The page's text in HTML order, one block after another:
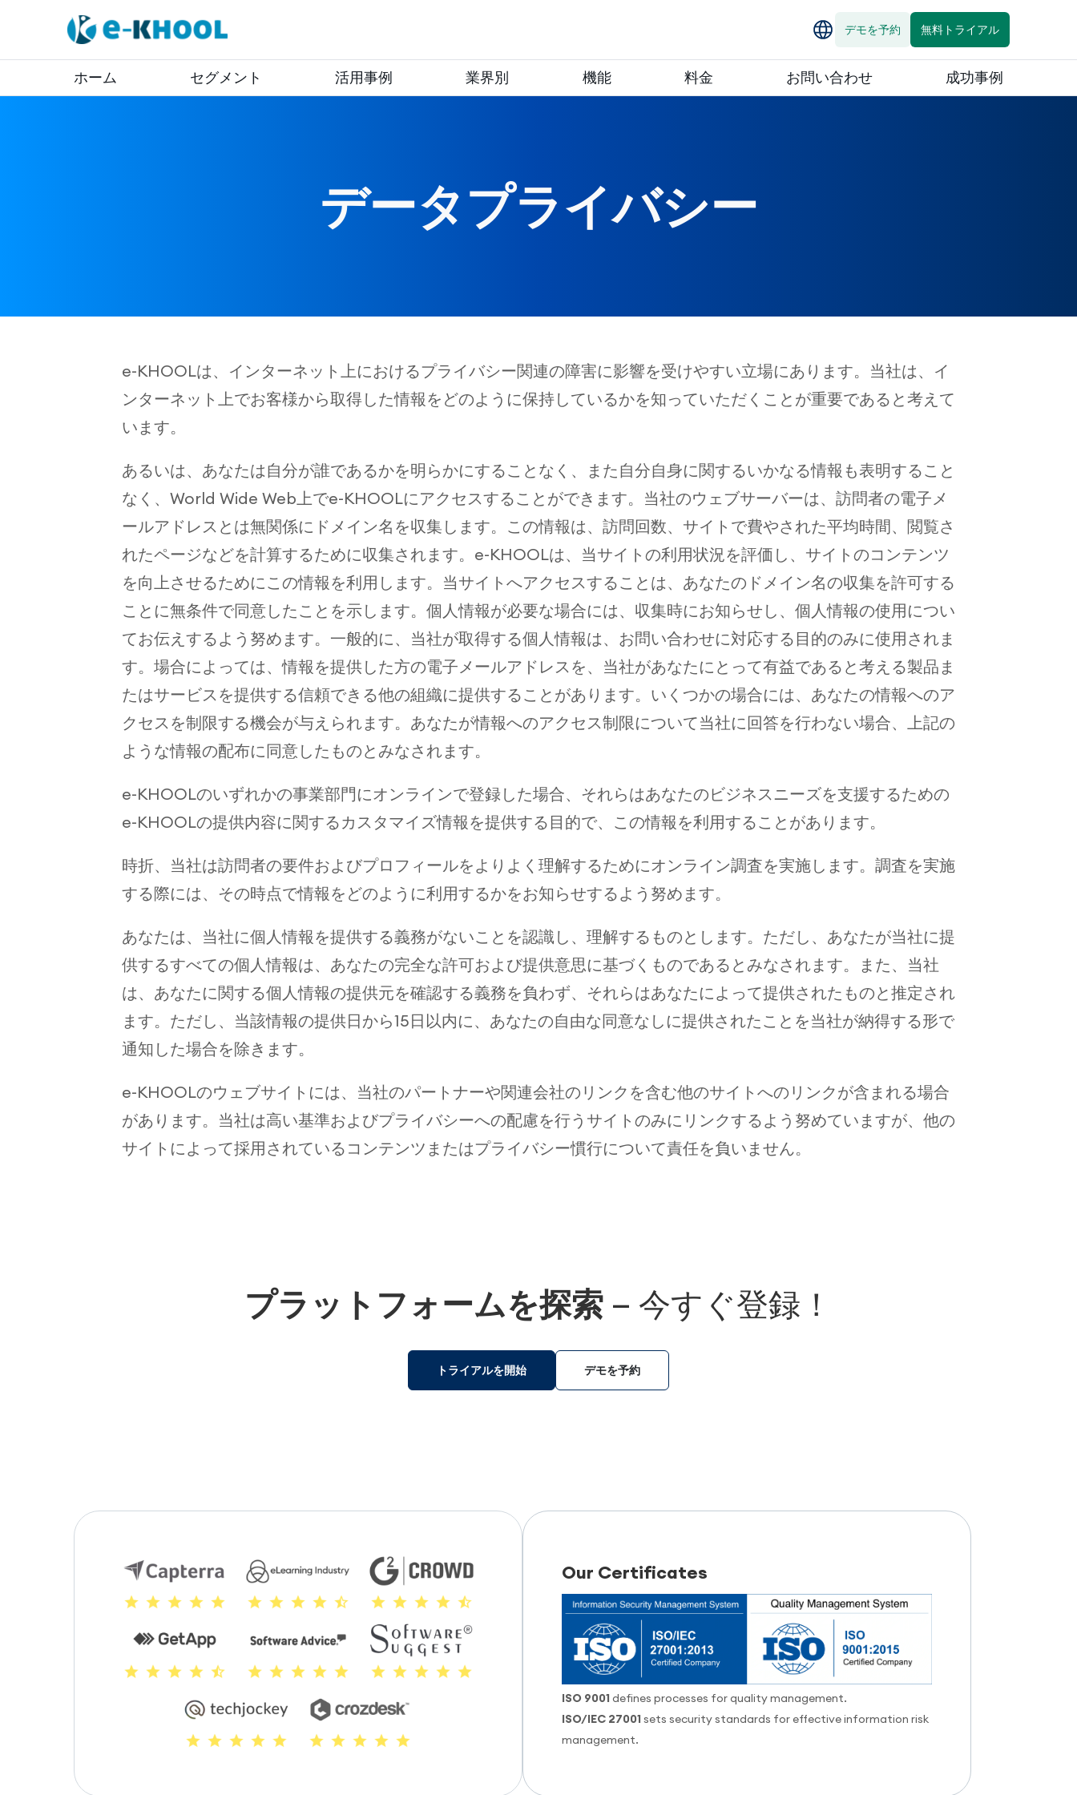
デモを予約 無料トライアル
ホーム セグメント 活用事例 業界別 機能 料金 お問い合わせ 成功事例
データプライバシー
e-KHOOLは、インターネット上におけるプライバシー関連の障害に影響を受けやすい立場にあります。当社は、イ
ンターネット上でお客様から取得した情報をどのように保持しているかを知っていただくことが重要であると考えて
います。
あるいは、あなたは自分が誰であるかを明らかにすることなく、また自分自身に関するいかなる情報も表明すること
なく、World Wide Web上でe-KHOOLにアクセスすることができます。当社のウェブサーバーは、訪問者の電子メ
ールアドレスとは無関係にドメイン名を収集します。この情報は、訪問回数、サイトで費やされた平均時間、閲覧さ
れたページなどを計算するために収集されます。e-KHOOLは、当サイトの利用状況を評価し、サイトのコンテンツ
を向上させるためにこの情報を利用します。当サイトへアクセスすることは、あなたのドメイン名の収集を許可する
ことに無条件で同意したことを示します。個人情報が必要な場合には、収集時にお知らせし、個人情報の使用につい
てお伝えするよう努めます。一般的に、当社が取得する個人情報は、お問い合わせに対応する目的のみに使用されま
す。場合によっては、情報を提供した方の電子メールアドレスを、当社があなたにとって有益であると考える製品ま
たはサービスを提供する信頼できる他の組織に提供することがあります。いくつかの場合には、あなたの情報へのア
クセスを制限する機会が与えられます。あなたが情報へのアクセス制限について当社に回答を行わない場合、上記の
ような情報の配布に同意したものとみなされます。
e-KHOOLのいずれかの事業部門にオンラインで登録した場合、それらはあなたのビジネスニーズを支援するための
e-KHOOLの提供内容に関するカスタマイズ情報を提供する目的で、この情報を利用することがあります。
時折、当社は訪問者の要件およびプロフィールをよりよく理解するためにオンライン調査を実施します。調査を実施
する際には、その時点で情報をどのように利用するかをお知らせするよう努めます。
あなたは、当社に個人情報を提供する義務がないことを認識し、理解するものとします。ただし、あなたが当社に提
供するすべての個人情報は、あなたの完全な許可および提供意思に基づくものであるとみなされます。また、当社
は、あなたに関する個人情報の提供元を確認する義務を負わず、それらはあなたによって提供されたものと推定され
ます。ただし、当該情報の提供日から15日以内に、あなたの自由な同意なしに提供されたことを当社が納得する形で
通知した場合を除きます。
e-KHOOLのウェブサイトには、当社のパートナーや関連会社のリンクを含む他のサイトへのリンクが含まれる場合
があります。当社は高い基準およびプライバシーへの配慮を行うサイトのみにリンクするよう努めていますが、他の
サイトによって採用されているコンテンツまたはプライバシー慣行について責任を負いません。
プラットフォームを探索 — 今すぐ登録！
トライアルを開始 デモを予約
Our Certificates
ISO 9001 defines processes for quality management.
ISO/IEC 27001 sets security standards for effective information risk
management.